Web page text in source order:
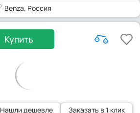
Benza, Россия
Купить
Нашли дешевле Заказать в 1 клик